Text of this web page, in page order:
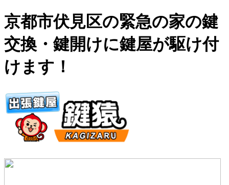
京都市伏見区の緊急の家の鍵
交換・鍵開けに鍵屋が駆け付
けます！